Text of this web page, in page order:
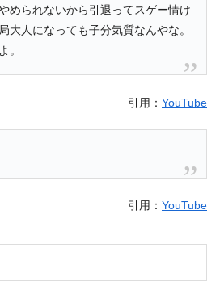
められないから引退ってスゲー情け
大人になっても子分気質なんやな。
。
引用： YouTube
引用： YouTube